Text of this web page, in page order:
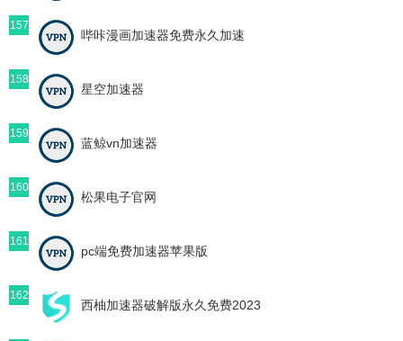
157
哔咔漫画加速器免费永久加速
158
星空加速器
159
蓝鲸vn加速器
160
松果电子官网
161
pc端免费加速器苹果版
162
西柚加速器破解版永久免费2023